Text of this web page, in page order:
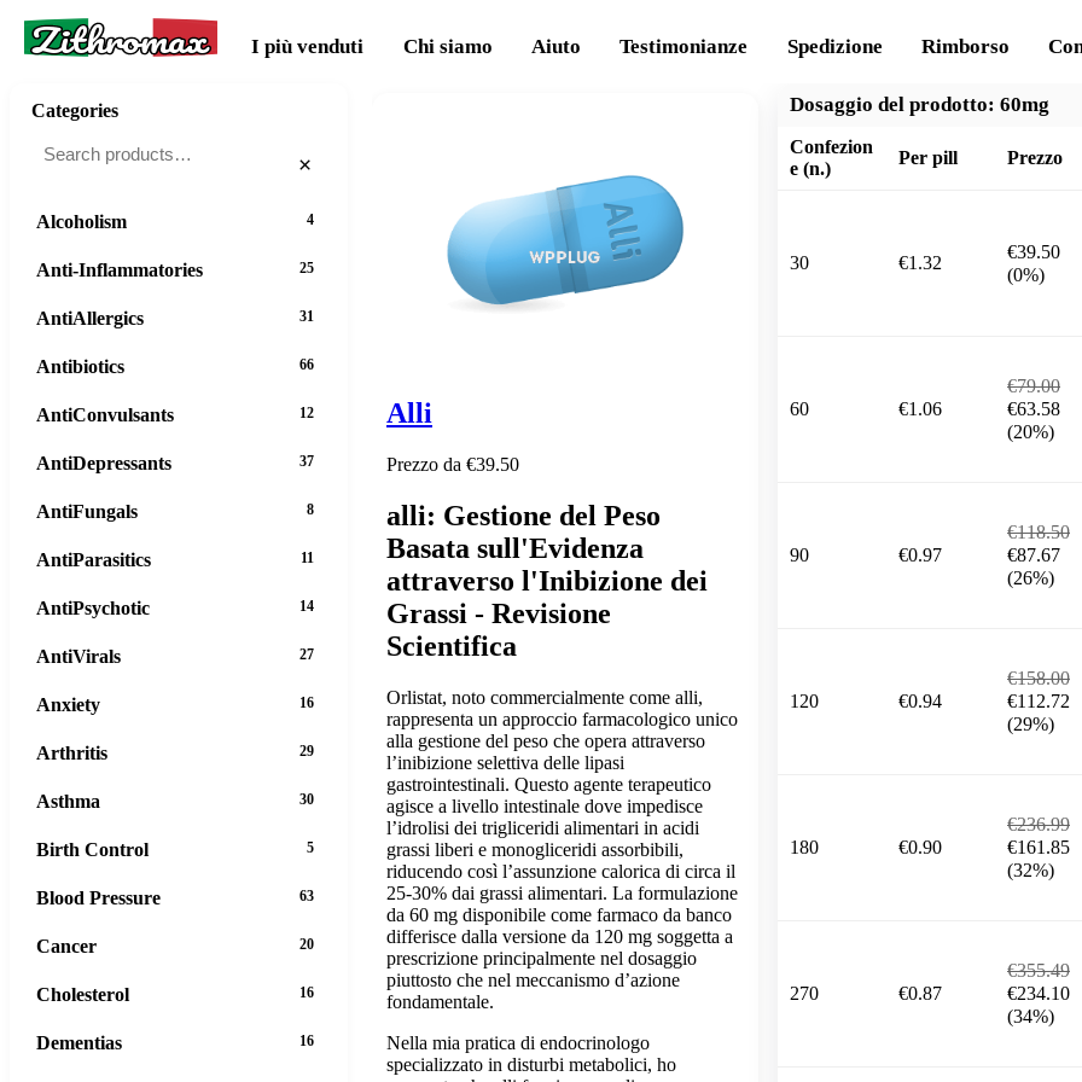
Zithromax I più venduti Chi siamo Aiuto Testimonianze Spedizione Rimborso
Alli
Prezzo da €39.50
alli: Gestione del Peso
Basata sull'Evidenza
attraverso l'Inibizione dei
Grassi - Revisione
Scientifica
Orlistat, noto commercialmente come alli,
rappresenta un approccio farmacologico unico
alla gestione del peso che opera attraverso
l’inibizione selettiva delle lipasi
gastrointestinali. Questo agente terapeutico
agisce a livello intestinale dove impedisce
l’idrolisi dei trigliceridi alimentari in acidi
grassi liberi e monogliceridi assorbibili,
riducendo così l’assunzione calorica di circa il
25-30% dai grassi alimentari. La formulazione
da 60 mg disponibile come farmaco da banco
differisce dalla versione da 120 mg soggetta a
prescrizione principalmente nel dosaggio
piuttosto che nel meccanismo d’azione
fondamentale.
Nella mia pratica di endocrinologo
specializzato in disturbi metabolici, ho
Dosaggio del prodotto: 60mg
Confezion
e (n.)
Per pill Prezzo
30 €1.32
€39.50
(0%)
60 €1.06
€79.00
€63.58
(20%)
90 €0.97
€118.50
€87.67
(26%)
120 €0.94
€158.00
€112.72
(29%)
180 €0.90
€236.99
€161.85
(32%)
270 €0.87
€355.49
€234.10
(34%)
Categories
×
Alcoholism 4
Anti-Inflammatories 25
AntiAllergics 31
Antibiotics 66
AntiConvulsants 12
AntiDepressants 37
AntiFungals 8
AntiParasitics 11
AntiPsychotic 14
AntiVirals 27
Anxiety 16
Arthritis 29
Asthma 30
Birth Control 5
Blood Pressure 63
Cancer 20
Cholesterol 16
Dementias 16